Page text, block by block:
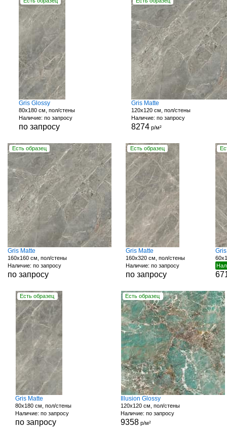
Gris Glossy
80x180 см, пол/стены
Наличие: по запросу
по запросу
Gris Matte
120x120 см, пол/стены
Наличие: по запросу
8274 р/м²
Есть образец
Gris Matte
160x160 см, пол/стены
Наличие: по запросу
по запросу
Есть образец
Gris Matte
160x320 см, пол/стены
Наличие: по запросу
по запросу
Есть образец
Gris Matte
80x180 см, пол/стены
Наличие: по запросу
по запросу
Есть образец
Illusion Glossy
120x120 см, пол/стены
Наличие: по запросу
9358 р/м²